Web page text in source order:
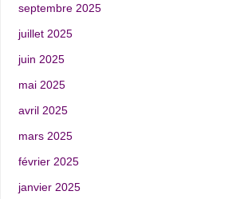
septembre 2025
juillet 2025
juin 2025
mai 2025
avril 2025
mars 2025
février 2025
janvier 2025